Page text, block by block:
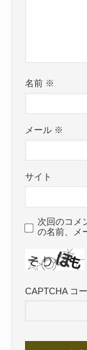
名前 ※
メール ※
サイト
次回のコメ
の名前、メ
CAPTCHA コ